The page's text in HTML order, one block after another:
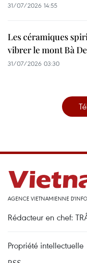
31/07/2026 14:55
Les céramiques
vibrer le mont Bà
31/07/2026 03:30
AGENCE VIETNAMIENNE
Rédacteur en chef:
Propriété intellectuelle